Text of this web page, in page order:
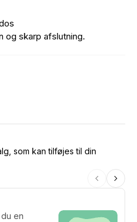
og skarp afslutning.
som kan tilføjes til din
en